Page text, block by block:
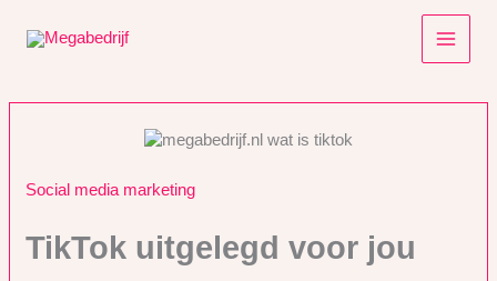
naar
Social media marketing
TikTok uitgelegd voor jou